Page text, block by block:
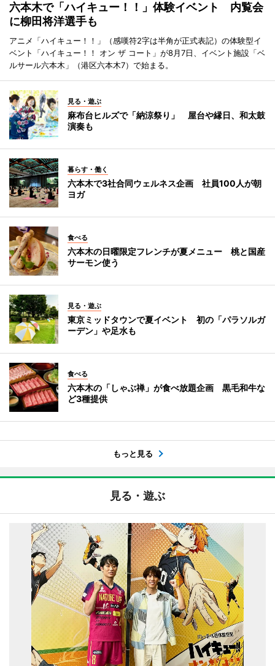
六本木で「ハイキュー！！」体験イベント 内覧会
に柳田将洋選手も
アニメ「ハイキュー！！」（感嘆符2字は半角が正式表記）の体験型イ
ベント「ハイキュー！！ オン ザ コート」が8月7日、イベント施設「ベ
ルサール六本木」（港区六本木7）で始まる。
見る・遊ぶ
麻布台ヒルズで「納涼祭り」 屋台や縁日、和太鼓
演奏も
暮らす・働く
六本木で3社合同ウェルネス企画 社員100人が朝
ヨガ
食べる
六本木の日曜限定フレンチが夏メニュー 桃と国産
サーモン使う
見る・遊ぶ
東京ミッドタウンで夏イベント 初の「パラソルガ
ーデン」や足水も
食べる
六本木の「しゃぶ禅」が食べ放題企画 黒毛和牛な
ど3種提供
もっと見る
見る・遊ぶ